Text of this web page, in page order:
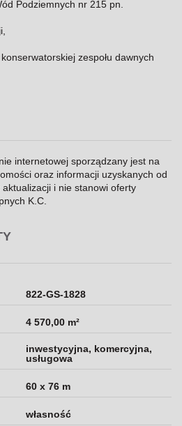
Podziemnych nr 215 pn.
zespołu dawnych
internetowej sporządzany jest na
oraz informacji uzyskanych od
i nie stanowi oferty
K.C.
822-GS-1828
4 570,00 m²
inwestycyjna, komercyjna,
usługowa
60 x 76 m
własność